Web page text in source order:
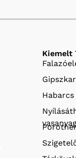
Kiemelt
Habarcs